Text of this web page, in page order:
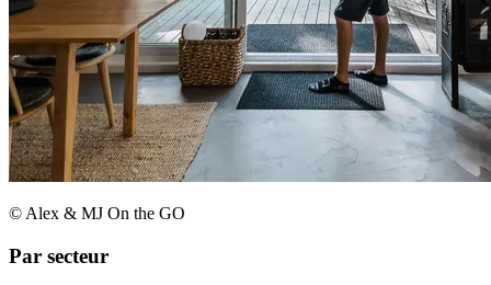
© Alex & MJ On the GO
Par secteur